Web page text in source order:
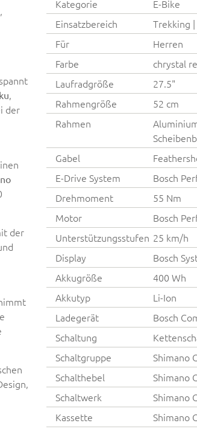
,
der
der
Kategorie
E-Bike
Einsatzbereich
Trekking
Für
Herren
Farbe
chrystal
Laufradgröße
27.5"
Rahmengröße
52 cm
Rahmen
Gabel
E-Drive System
Bosch
Drehmoment
55 Nm
Motor
Bosch
Unterstützungsstufen 25 km/h
Display
Bosch
Akkugröße
400 Wh
Akkutyp
Li-Ion
Ladegerät
Bosch
Schaltung
Schaltgruppe
Shimano
Schalthebel
Shimano
Schaltwerk
Shimano
Kassette
Shimano